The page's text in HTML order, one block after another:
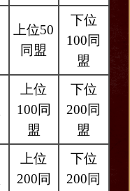
上位50
同盟
下位
100同
盟
上位
100同
盟
下位
200同
盟
上位
200同
下位
200同